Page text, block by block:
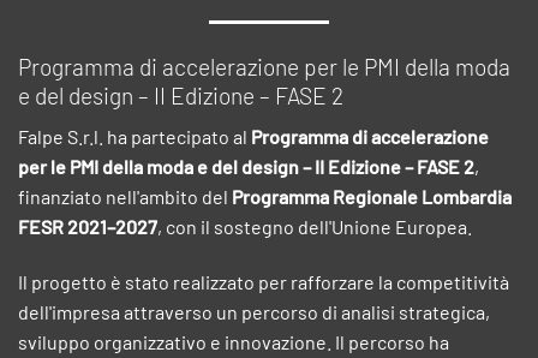
Programma di accelerazione per le PMI della moda
e del design – II Edizione – FASE 2
Falpe S.r.l. ha partecipato al Programma di accelerazione
per le PMI della moda e del design – II Edizione – FASE 2,
finanziato nell'ambito del Programma Regionale Lombardia
FESR 2021–2027, con il sostegno dell'Unione Europea.
Il progetto è stato realizzato per rafforzare la competitività
dell'impresa attraverso un percorso di analisi strategica,
sviluppo organizzativo e innovazione. Il percorso ha